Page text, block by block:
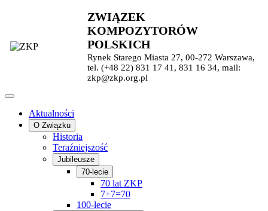
ZWIĄZEK
KOMPOZYTORÓW
POLSKICH
Rynek Starego Miasta 27, 00-272 Warszawa,
tel. (+48 22) 831 17 41, 831 16 34, mail:
zkp@zkp.org.pl
Aktualności
O Związku
Historia
Teraźniejszość
Jubileusze
70-lecie
70 lat ZKP
7+7=70
100-lecie